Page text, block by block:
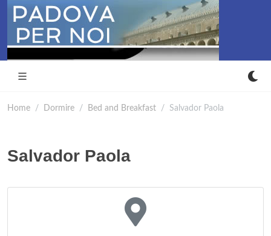
Home Dormire Bed and Breakfast Salvador Paola
Salvador Paola